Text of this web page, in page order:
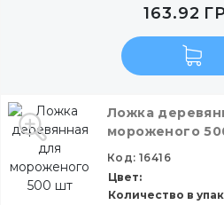
163.92
Ложка
мороженого
Код: 16416
Цвет
Количество в